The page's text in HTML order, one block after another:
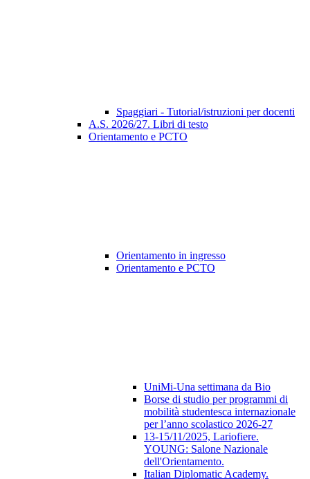
Spaggiari - Tutorial/istruzioni per docenti
A.S. 2026/27. Libri di testo
Orientamento e PCTO
Orientamento in ingresso
Orientamento e PCTO
UniMi-Una settimana da Bio
Borse di studio per programmi di
mobilità studentesca internazionale
per l’anno scolastico 2026-27
13-15/11/2025, Lariofiere.
YOUNG: Salone Nazionale
dell'Orientamento.
Italian Diplomatic Academy.